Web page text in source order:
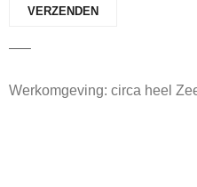
—–
Werkomgeving: circa heel